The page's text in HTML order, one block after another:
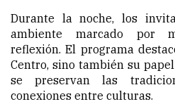
Durante la noche, los
ambiente marcado por
reflexión. El programa
Centro, sino también su
se preservan las
conexiones entre culturas.